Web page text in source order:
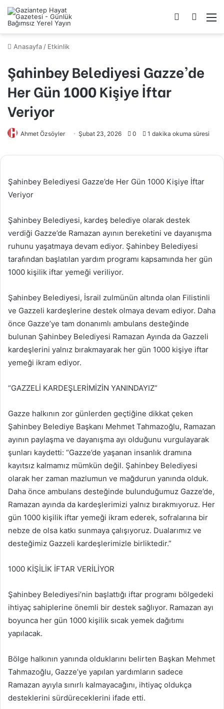
Arama
yap
Kayıt
Ol
Anasayfa / Etkinlik
Şahinbey Belediyesi Gazze’de
Her Gün 1000 Kişiye İftar
Veriyor
Ahmet Özsöyler Şubat 23, 2026 0 1 dakika okuma süresi
Şahinbey Belediyesi Gazze’de Her Gün 1000 Kişiye İftar
Veriyor
Şahinbey Belediyesi, kardeş belediye olarak destek
verdiği Gazze’de Ramazan ayının bereketini ve dayanışma
ruhunu yaşatmaya devam ediyor. Şahinbey Belediyesi
tarafından başlatılan yardım programı kapsamında her gün
1000 kişilik iftar yemeği veriliyor.
Şahinbey Belediyesi, İsrail zulmünün altında olan Filistinli
ve Gazzeli kardeşlerine destek olmaya devam ediyor. Daha
önce Gazze’ye tam donanımlı ambulans desteğinde
bulunan Şahinbey Belediyesi Ramazan Ayında da Gazzeli
kardeşlerini yalnız bırakmayarak her gün 1000 kişiye iftar
yemeği ikram ediyor.
“GAZZELİ KARDEŞLERİMİZİN YANINDAYIZ”
Gazze halkının zor günlerden geçtiğine dikkat çeken
Şahinbey Belediye Başkanı Mehmet Tahmazoğlu, Ramazan
ayının paylaşma ve dayanışma ayı olduğunu vurgulayarak
şunları kaydetti: “Gazze’de yaşanan insanlık dramına
kayıtsız kalmamız mümkün değil. Şahinbey Belediyesi
olarak her zaman mazlumun ve mağdurun yanında olduk.
Daha önce ambulans desteğinde bulunduğumuz Gazze’de,
Ramazan ayında da kardeşlerimizi yalnız bırakmıyoruz. Her
gün 1000 kişilik iftar yemeği ikram ederek, sofralarına bir
nebze de olsa katkı sunmaya çalışıyoruz. Dualarımız ve
desteğimiz Gazzeli kardeşlerimizle birliktedir.”
1000 KİŞİLİK İFTAR VERİLİYOR
Şahinbey Belediyesi’nin başlattığı iftar programı bölgedeki
ihtiyaç sahiplerine önemli bir destek sağlıyor. Ramazan ayı
boyunca her gün 1000 kişilik sıcak yemek dağıtımı
yapılacak.
Bölge halkının yanında olduklarını belirten Başkan Mehmet
Tahmazoğlu, Gazze’ye yapılan yardımların sadece
Ramazan ayıyla sınırlı kalmayacağını, ihtiyaç oldukça
desteklerini sürdüreceklerini ifade etti.